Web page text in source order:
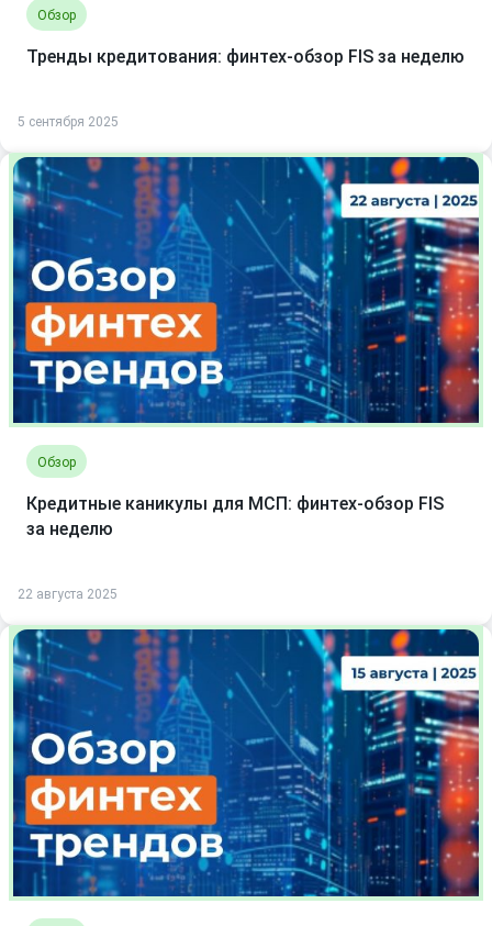
Обзор
Тренды кредитования: финтех-обзор FIS за неделю
5 сентября 2025
Обзор
Кредитные каникулы для МСП: финтех-обзор FIS
за неделю
22 августа 2025